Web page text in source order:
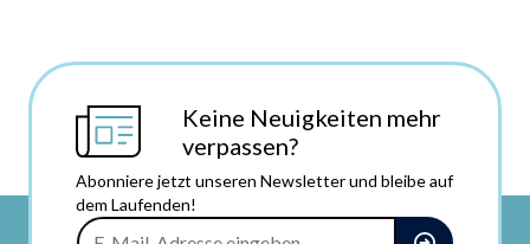
Keine Neuigkeiten mehr
verpassen?
Abonniere jetzt unseren Newsletter und bleibe auf
dem Laufenden!